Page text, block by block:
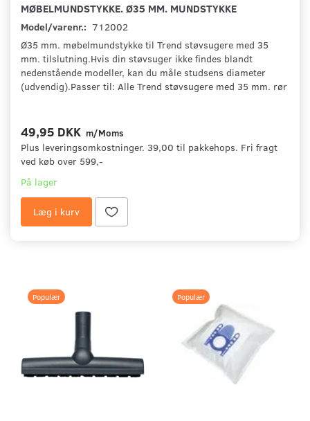
MØBELMUNDSTYKKE. Ø35 MM. MUNDSTYKKE
Model/varenr.: 712002
Ø35 mm. møbelmundstykke til Trend støvsugere med 35
mm. tilslutning.Hvis din støvsuger ikke findes blandt
nedenstående modeller, kan du måle studsens diameter
(udvendig).Passer til: Alle Trend støvsugere med 35 mm. rør
49,95 DKK m/Moms
Plus leveringsomkostninger. 39,00 til pakkehops. Fri fragt
ved køb over 599,-
På lager
Læg i kurv
Populær Populær